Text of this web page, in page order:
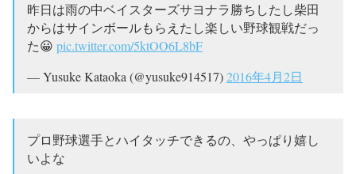
昨日は雨の中ベイスターズサヨナラ勝ちしたし柴田
からはサインボールもらえたし楽しい野球観戦だっ
た😀 pic.twitter.com/5ktOO6L8bF
— Yusuke Kataoka (@yusuke914517)2016年4月2日
プロ野球選手とハイタッチできるの、やっぱり嬉し
いよな